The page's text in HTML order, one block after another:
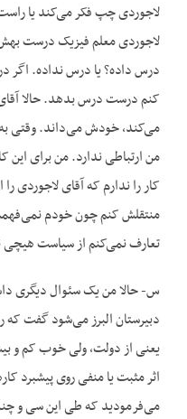
لاجوردی چپ فکر می‌کند یا
لاجوردی معلم فیزیک درست
درس داده؟ یا درس نداده. اگر
کنم درست درس بدهد. حالا
می‌کند، خودش می‌داند. وقتی
من ارتباطی ندارد. من برای این
کار را ندارم که آقای لاجوردی
منتقلش کنم چون خودم نمی‌فهمم.
تعارف نمی‌کنم از سیاست
س- حالا من یک سئوال دیگری
دبیرستان البرز می‌شود گفت
یعنی از دولت، ولی خوب کم و
اثر مثبت یا منفی روی پیشبرد
می‌فرمودید که طی این سی و